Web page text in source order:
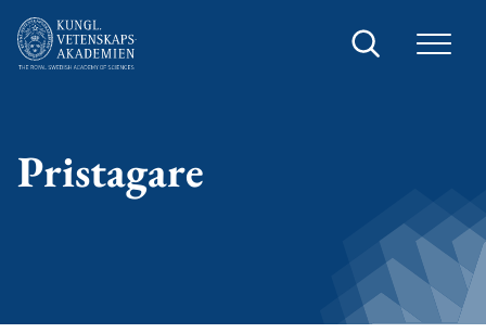
Sök
Pristagare